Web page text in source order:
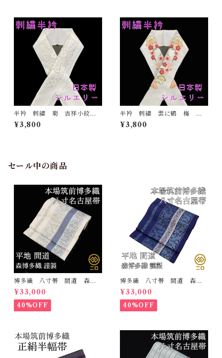
半衿 刺繍 菊 吉祥小紋
銀 白地 シルエリー 新合
繊 日本製 刺繍衿 和装小
¥3,800
半衿 刺繍 雲に鶴 梅
松 白地 シルエリー 新合
繊 日本製 刺繍衿 和装小
¥3,800
セール中の商品
博多織 八寸帯 間道 森博
多織 正絹 日本製 未仕立
て 名古屋帯
¥33,000
40%OFF
博多織 八寸帯 間道 森博
多織 正絹 日本製 未仕立
て 名古屋帯
¥33,000
40%OFF